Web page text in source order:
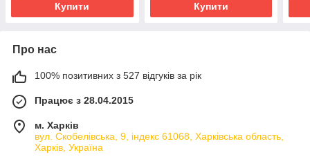
Купити Купити
Про нас
100% позитивних з 527 відгуків за рік
Працює з 28.04.2015
м. Харків
вул. Скобелівська, 9, індекс 61068, Харківська область,
Харків, Україна